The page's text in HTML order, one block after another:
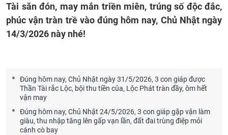
Tài săn đón, may mắn triền miên, trúng số độc đắc,
phúc vận tràn trề vào đúng hôm nay, Chủ Nhật ngày
14/3/2026 này nhé!
Đúng hôm nay, Chủ Nhật ngày 31/5/2026, 3 con giáp được
Thần Tài rắc Lộc, bội thu tiền của, Lộc Phát tràn đầy, ôm hết
vận may
Đúng hôm nay, Chủ Nhật 24/5/2026, 3 con giáp gặp vận làm
giàu, thu nhập tăng lên gấp vạn lần, đất đai trùng điệp mỏi
cánh cò bay